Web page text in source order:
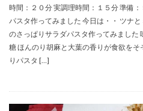
時間：２０分 実調理時間：１５分 準備
パスタ作ってみました 今日は・・ ツナ
のさっぱりサラダパスタ作ってみました
糖 ほんのり胡麻と大葉の香りが食欲を
りパスタ […]